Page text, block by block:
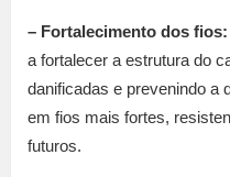
– Fortalecimento dos fios:
a fortalecer a estrutura do
danificadas e prevenindo a
em fios mais fortes,
futuros.